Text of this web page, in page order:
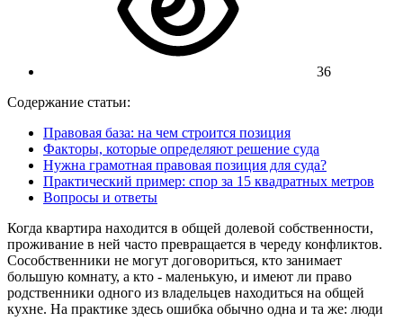
36
Содержание статьи:
Правовая база: на чем строится позиция
Факторы, которые определяют решение суда
Нужна грамотная правовая позиция для суда?
Практический пример: спор за 15 квадратных метров
Вопросы и ответы
Когда квартира находится в общей долевой собственности,
проживание в ней часто превращается в череду конфликтов.
Сособственники не могут договориться, кто занимает
большую комнату, а кто - маленькую, и имеют ли право
родственники одного из владельцев находиться на общей
кухне. На практике здесь ошибка обычно одна и та же: люди